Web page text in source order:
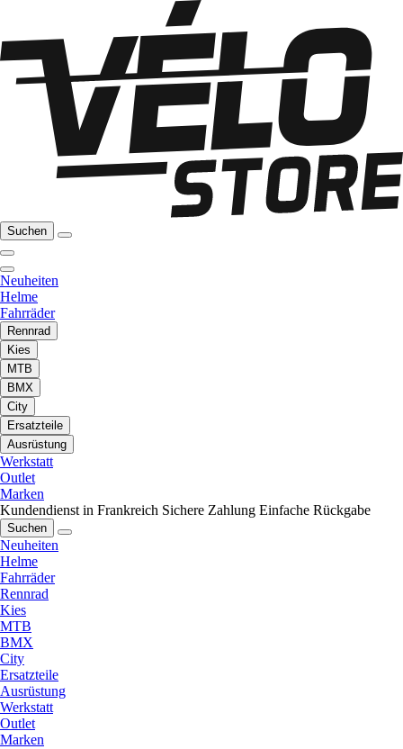
Suchen
Neuheiten
Helme
Fahrräder
Rennrad
Kies
MTB
BMX
City
Ersatzteile
Ausrüstung
Werkstatt
Outlet
Marken
Kundendienst in Frankreich Sichere Zahlung Einfache Rückgabe
Suchen
Neuheiten
Helme
Fahrräder
Rennrad
Kies
MTB
BMX
City
Ersatzteile
Ausrüstung
Werkstatt
Outlet
Marken